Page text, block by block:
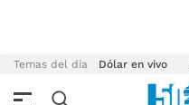
Temas del día Dólar en vivo